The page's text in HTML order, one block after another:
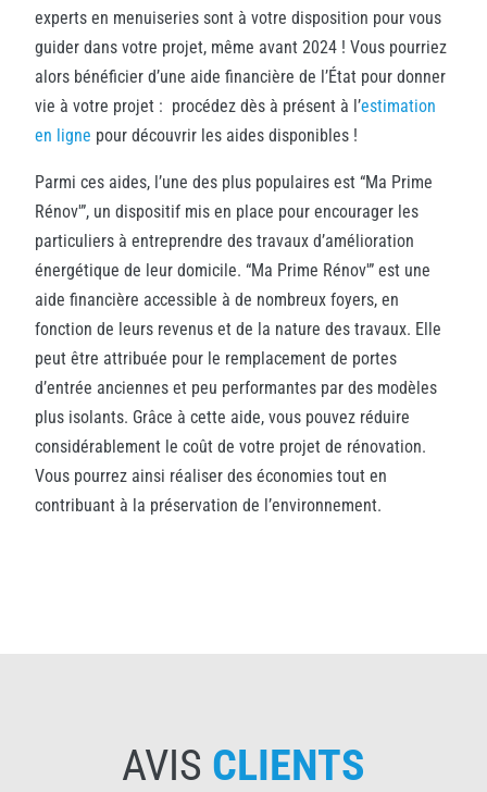
experts en menuiseries sont à votre disposition pour vous
guider dans votre projet, même avant 2024 ! Vous pourriez
alors bénéficier d’une aide financière de l’État pour donner
vie à votre projet : procédez dès à présent à l’estimation
en ligne pour découvrir les aides disponibles !
Parmi ces aides, l’une des plus populaires est “Ma Prime
Rénov'”, un dispositif mis en place pour encourager les
particuliers à entreprendre des travaux d’amélioration
énergétique de leur domicile. “Ma Prime Rénov'” est une
aide financière accessible à de nombreux foyers, en
fonction de leurs revenus et de la nature des travaux. Elle
peut être attribuée pour le remplacement de portes
d’entrée anciennes et peu performantes par des modèles
plus isolants. Grâce à cette aide, vous pouvez réduire
considérablement le coût de votre projet de rénovation.
Vous pourrez ainsi réaliser des économies tout en
contribuant à la préservation de l’environnement.
AVIS CLIENTS